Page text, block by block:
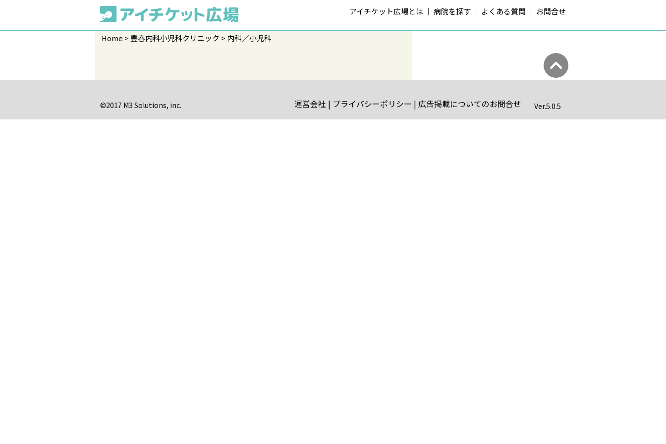
アイチケット広場とは 病院を探す よくある質問 お問合せ
Home 豊春内科小児科クリニック 内科／小児科
運営会社 プライバシーポリシー 広告掲載についてのお問合せ
©2017 M3 Solutions, inc. Ver.5.0.5